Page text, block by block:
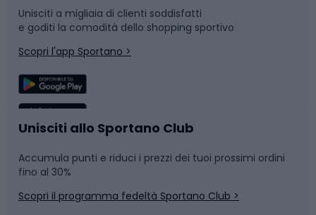
Corsa
Sport di squadra
Caschi da ciclismo
Skitouring
Snowboard
Camminata nordica
Nuoto
Pattinaggio
Unisciti a migliaia di clienti soddisfatti
e goditi la comodità dello shopping sportivo
Scopri l'app Sportano >
Unisciti allo Sportano Club
Accumula punti e riduci i prezzi dei tuoi prossimi ordini
fino al 30%
Scopri il programma fedeltà Sportano Club >